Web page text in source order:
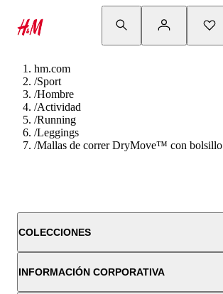
hm.com
/Sport
/Hombre
/Actividad
/Running
/Leggings
/Mallas de correr DryMove™ con bolsillo
COLECCIONES
INFORMACIÓN CORPORATIVA